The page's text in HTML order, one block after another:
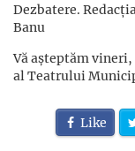
Dezbatere.
Banu
Vă așteptăm
al Teatrului
Like